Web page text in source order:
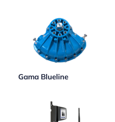
Gama Blueline